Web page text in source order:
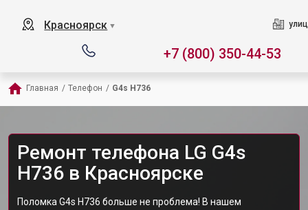
Красноярск ▼
+7 (800) 350-44-53
Главная / Телефон / G4s H736
Ремонт телефона LG G4s
H736 в Красноярске
Поломка G4s H736 больше не проблема! В нашем